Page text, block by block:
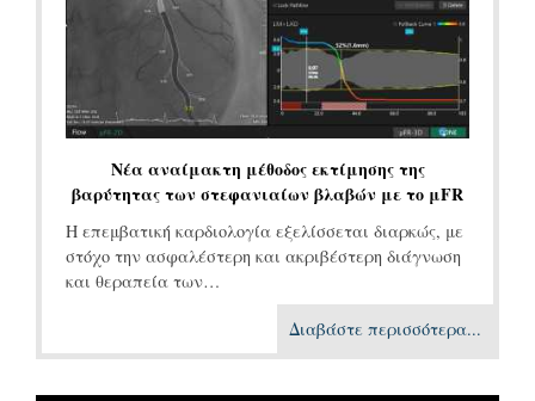
Νέα αναίμακτη μέθοδος εκτίμησης της
βαρύτητας των στεφανιαίων βλαβών με το μFR
Η επεμβατική καρδιολογία εξελίσσεται διαρκώς, με
στόχο την ασφαλέστερη και ακριβέστερη διάγνωση
και θεραπεία των…
Διαβάστε περισσότερα...